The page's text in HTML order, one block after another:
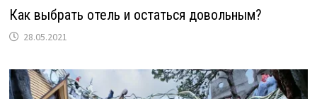
Как выбрать отель и остаться довольным?
28.05.2021